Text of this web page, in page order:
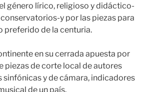
género lírico, religioso y didáctico-
y por las piezas para
preferido de la centuria.
en su cerrada apuesta por
piezas de corte local de autores
y de cámara, indicadores
de un país.